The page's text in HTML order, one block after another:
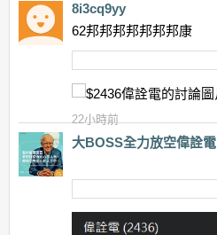
8i3cq9yy
62邦邦邦邦邦邦邦康
22小時前
大BOSS全力放空偉詮電